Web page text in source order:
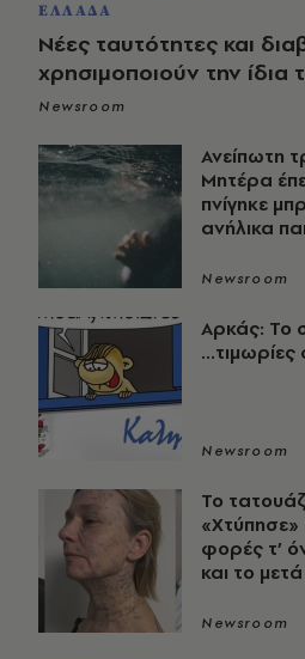
ΕΛΛΑΔΑ
Νέες ταυτότητες και
χρησιμοποιούν την ίδια
Newsroom
Ανείπωτη
Μητέρα
πνίγηκε
ανήλικα
Newsroom
Αρκάς: Το
...τιμωρίες
Newsroom
Το
φορές τ’
και το μετά
Newsroom